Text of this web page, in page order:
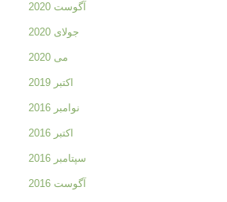
آگوست 2020
جولای 2020
می 2020
اکتبر 2019
نوامبر 2016
اکتبر 2016
سپتامبر 2016
آگوست 2016